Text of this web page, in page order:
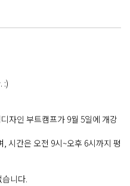
봄아카데미 소개
:)
자인 부트캠프가 9월 5일에 개강
, 시간은 오전 9시~오후 6시까지 평
니다.